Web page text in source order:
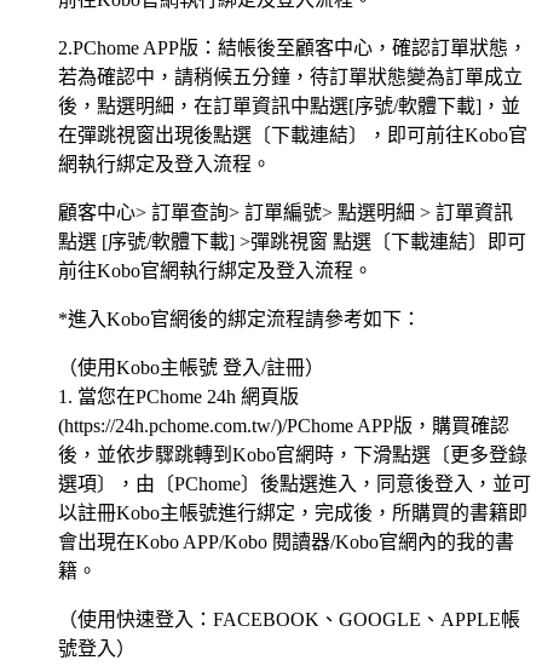
2.PChome APP版：結帳後至顧客中心，確認訂單狀態，
若為確認中，請稍候五分鐘，待訂單狀態變為訂單成立
後，點選明細，在訂單資訊中點選[序號/軟體下載]，並
在彈跳視窗出現後點選〔下載連結〕，即可前往Kobo官
網執行綁定及登入流程。
顧客中心> 訂單查詢> 訂單編號> 點選明細 > 訂單資訊
點選 [序號/軟體下載] >彈跳視窗 點選〔下載連結〕即可
前往Kobo官網執行綁定及登入流程。
*進入Kobo官網後的綁定流程請參考如下：
（使用Kobo主帳號 登入/註冊）
1. 當您在PChome 24h 網頁版
(https://24h.pchome.com.tw/)/PChome APP版，購買確認
後，並依步驟跳轉到Kobo官網時，下滑點選〔更多登錄
選項〕，由〔PChome〕後點選進入，同意後登入，並可
以註冊Kobo主帳號進行綁定，完成後，所購買的書籍即
會出現在Kobo APP/Kobo 閱讀器/Kobo官網內的我的書
籍。
（使用快速登入：FACEBOOK、GOOGLE、APPLE帳
號登入）